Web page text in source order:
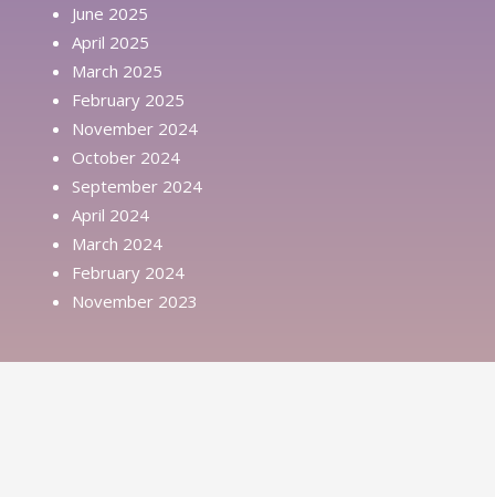
June 2025
April 2025
March 2025
February 2025
November 2024
October 2024
September 2024
April 2024
March 2024
February 2024
November 2023